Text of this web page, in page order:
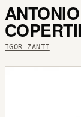
IGOR ZANTI